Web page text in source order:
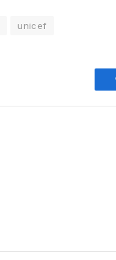
unicef